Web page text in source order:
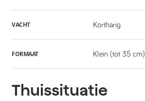
VACHT Kortharig
FORMAAT Klein (tot 35 cm)
Thuissituatie